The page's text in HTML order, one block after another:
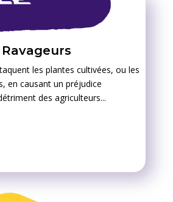
Ravageurs
les plantes cultivées, ou les
en causant un préjudice
des agriculteurs...